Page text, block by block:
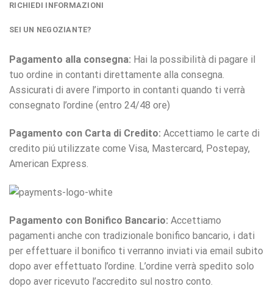
RICHIEDI INFORMAZIONI
SEI UN NEGOZIANTE?
Pagamento alla consegna: Hai la possibilità di pagare il
tuo ordine in contanti direttamente alla consegna.
Assicurati di avere l’importo in contanti quando ti verrà
consegnato l’ordine (entro 24/48 ore)
Pagamento con Carta di Credito: Accettiamo le carte di
credito piú utilizzate come Visa, Mastercard, Postepay,
American Express.
Pagamento con Bonifico Bancario: Accettiamo
pagamenti anche con tradizionale bonifico bancario, i dati
per effettuare il bonifico ti verranno inviati via email subito
dopo aver effettuato l’ordine. L’ordine verrà spedito solo
dopo aver ricevuto l’accredito sul nostro conto.